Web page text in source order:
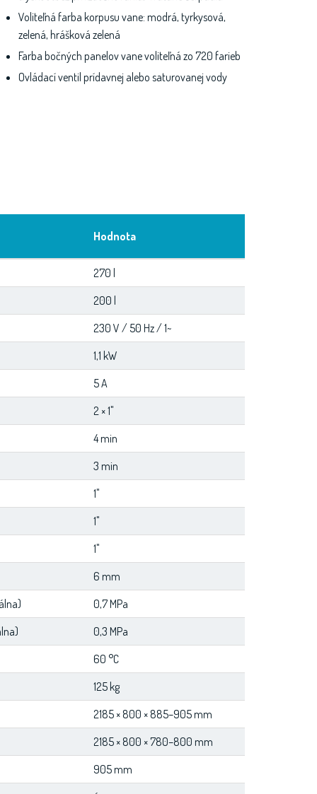
Voliteľná farba korpusu vane: modrá, tyrkysová,
zelená, hrášková zelená
Farba bočných panelov vane voliteľná zo 720 farieb
Ovládací ventil prídavnej alebo saturovanej vody
Hodnota
270 l
200 l
230 V / 50 Hz / 1~
1,1 kW
5 A
2 × 1"
4 min
3 min
1"
1"
1"
6 mm
0,7 MPa
0,3 MPa
60 °C
125 kg
2185 × 800 × 885–905 mm
2185 × 800 × 780–800 mm
905 mm